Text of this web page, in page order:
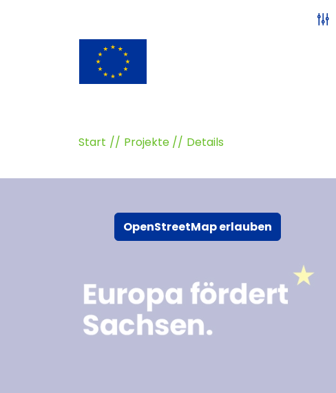
Start Projekte Details
OpenStreetMap erlauben